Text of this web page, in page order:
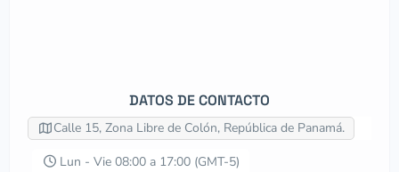
DATOS DE CONTACTO
Calle 15, Zona Libre de Colón, República de Panamá.
Lun - Vie 08:00 a 17:00 (GMT-5)